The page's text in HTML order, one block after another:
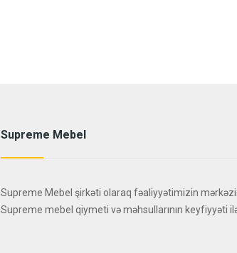
Supreme Mebel
Supreme Mebel şirkəti olaraq fəaliyyətimizin
Supreme mebel qiymeti və məhsullarının keyfiyyəti